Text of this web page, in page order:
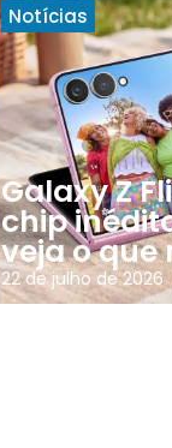
Notícias
Galaxy Z
chip
veja o que
22 de julho de 2026